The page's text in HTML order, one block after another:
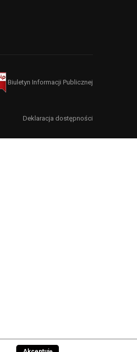
Biuletyn Informacji Publicznej
Deklaracja dostępności